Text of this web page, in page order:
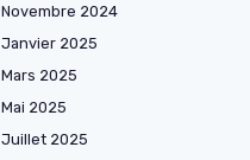
Novembre 2024
Janvier 2025
Mars 2025
Mai 2025
Juillet 2025